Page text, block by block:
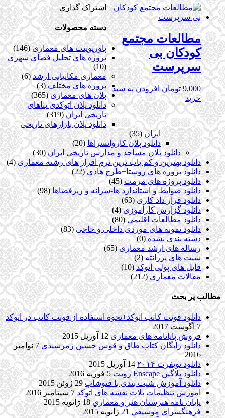
مطالعات مجتمع
کودکان بی
سرپرست
9,000 تومان افزودن به سبد
خرید
اشتراک گذاری
دسته محصولات
پاورپوینت های معماری (146)
پروژه های تحلیل فضای شهری
(10)
معماری مکانیابی ارشد (6)
پروژه های مختلف (3)
پلان های معماری (365)
دانلود پلان اتوکدی بناهای
تاریخی ایران (319)
دانلود پلان بازارهای تاریخی
ایران (35)
دانلود پلان کاروانسراها (20)
دانلود پلان مساجد و مدارس تاریخی ایران (30)
دانلود بهترین و کم یاب ترین نرم افزار های رشته معماری (4)
دانلود پروژه های روستا+طرح هادی (22)
دانلود پروژه های مرمت (45)
دانلود ضوابط و استاندارد ها-سرانه و ریزفضاها (98)
دانلود قرار داد کاری (63)
دانلود گزارش کارآموزی (4)
دانلود مطالعات اقلیمی (80)
دانلود نمونه های موردی داخلی و خاجی (83)
دسته بندی نشده (0)
رساله های ارشد معماری (65)
شیت های پرزانته (2)
فایل های پولی اتوکد (10)
مقالات معماری (212)
مطالب پر بحث
دانلود فونت کاتب اتوکد+نحوه استفاده از فونت کاتب در اتوکد
7 آگوست 2017
فروش پایانامه های معماری 12 آوریل 2015
دانلود رایگان کتاب طاق و قوس حسین زمرشیدی
7 نوامبر
2016
دانلود نویفرت ۲۰۱۴
14 آوریل 2015
دانلود پلاگین Enscape رویت
5 فوریه 2016
دانلود آموزش شیت بندی با فتوشاپ 29 ژوئن 2015
اموزش تنظیمات پلات نقشه های اتوکد 7 سپتامبر 2016
پایان نامه هنرستان هنر و معماري 18 ژانویه 2015
فرهنگسراي موسيقي 21 ژانویه 2015